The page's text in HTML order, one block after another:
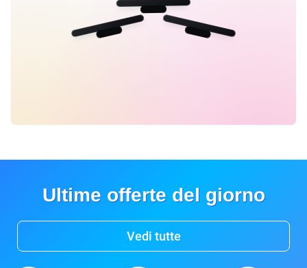
Ultime offerte del giorno
Vedi tutte